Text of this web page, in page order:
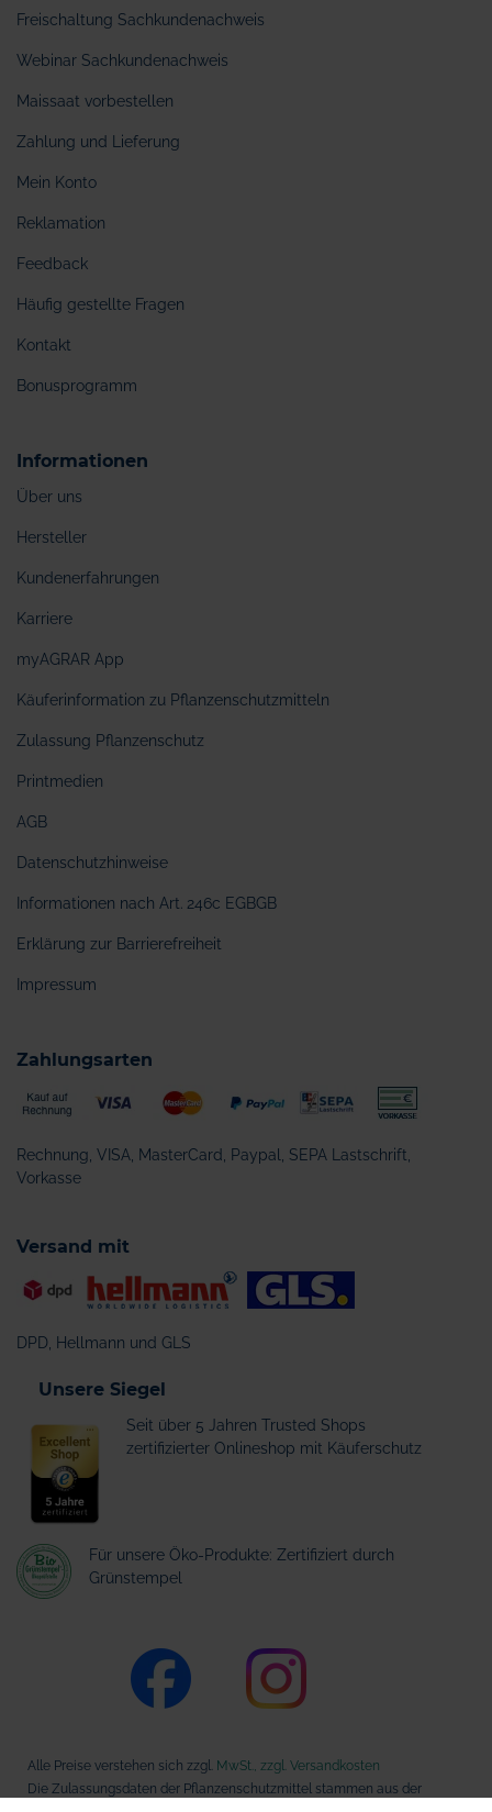
Freischaltung Sachkundenachweis
Webinar Sachkundenachweis
Maissaat vorbestellen
Zahlung und Lieferung
Mein Konto
Reklamation
Feedback
Häufig gestellte Fragen
Kontakt
Bonusprogramm
Informationen
Über uns
Hersteller
Kundenerfahrungen
Karriere
myAGRAR App
Käuferinformation zu Pflanzenschutzmitteln
Zulassung Pflanzenschutz
Printmedien
AGB
Datenschutzhinweise
Informationen nach Art. 246c EGBGB
Erklärung zur Barrierefreiheit
Impressum
Zahlungsarten
Rechnung, VISA, MasterCard, Paypal, SEPA Lastschrift,
Vorkasse
Versand mit
DPD, Hellmann und GLS
Unsere Siegel
Seit über 5 Jahren Trusted Shops
zertifizierter Onlineshop mit Käuferschutz
Für unsere Öko-Produkte: Zertifiziert durch
Grünstempel
Alle Preise verstehen sich zzgl. MwSt., zzgl. Versandkosten
Die Zulassungsdaten der Pflanzenschutzmittel stammen aus der